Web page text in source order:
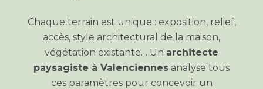
Chaque terrain est unique : exposition, relief,
accès, style architectural de la maison,
végétation existante… Un architecte
paysagiste à Valenciennes analyse tous
ces paramètres pour concevoir un